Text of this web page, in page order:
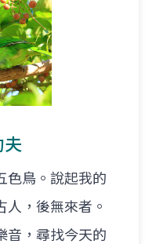
夫
色鳥。說起我的
人，後無來者。
音，尋找今天的